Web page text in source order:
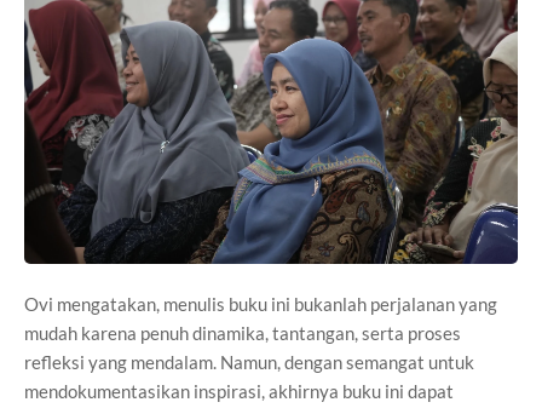
Ovi mengatakan, menulis buku ini bukanlah perjalanan yang
mudah karena penuh dinamika, tantangan, serta proses
refleksi yang mendalam. Namun, dengan semangat untuk
mendokumentasikan inspirasi, akhirnya buku ini dapat